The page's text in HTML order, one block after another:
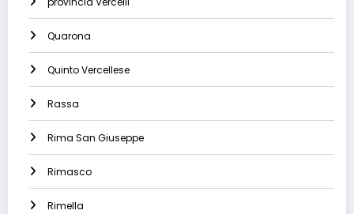
Quarona
Quinto Vercellese
Rassa
Rima San Giuseppe
Rimasco
Rimella